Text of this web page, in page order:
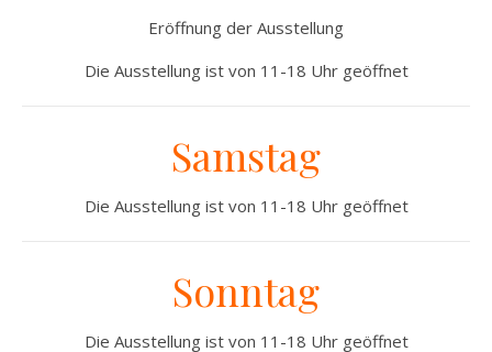
Eröffnung der Ausstellung
Die Ausstellung ist von 11-18 Uhr geöffnet
Samstag
Die Ausstellung ist von 11-18 Uhr geöffnet
Sonntag
Die Ausstellung ist von 11-18 Uhr geöffnet